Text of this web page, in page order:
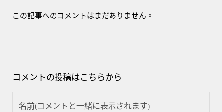
この記事へのコメントはまだありません。
コメントの投稿はこちらから